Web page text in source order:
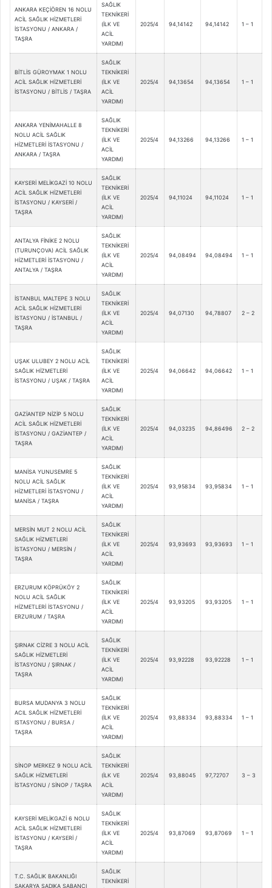
ANKARA KEÇİÖREN 16 NOLU
ACİL SAĞLIK HİZMETLERİ
İSTASYONU / ANKARA /
TAŞRA
SAĞLIK
TEKNİKERİ
(İLK VE
ACİL
YARDIM)
2025/4 94,14142 94,14142 1 – 1
BİTLİS GÜROYMAK 1 NOLU
ACİL SAĞLIK HİZMETLERİ
İSTASYONU / BİTLİS / TAŞRA
SAĞLIK
TEKNİKERİ
(İLK VE
ACİL
YARDIM)
2025/4 94,13654 94,13654 1 – 1
ANKARA YENİMAHALLE 8
NOLU ACİL SAĞLIK
HİZMETLERİ İSTASYONU /
ANKARA / TAŞRA
SAĞLIK
TEKNİKERİ
(İLK VE
ACİL
YARDIM)
2025/4 94,13266 94,13266 1 – 1
KAYSERİ MELİKGAZİ 10 NOLU
ACİL SAĞLIK HİZMETLERİ
İSTASYONU / KAYSERİ /
TAŞRA
SAĞLIK
TEKNİKERİ
(İLK VE
ACİL
YARDIM)
2025/4 94,11024 94,11024 1 – 1
ANTALYA FİNİKE 2 NOLU
(TURUNÇOVA) ACİL SAĞLIK
HİZMETLERİ İSTASYONU /
ANTALYA / TAŞRA
SAĞLIK
TEKNİKERİ
(İLK VE
ACİL
YARDIM)
2025/4 94,08494 94,08494 1 – 1
İSTANBUL MALTEPE 3 NOLU
ACİL SAĞLIK HİZMETLERİ
İSTASYONU / İSTANBUL /
TAŞRA
SAĞLIK
TEKNİKERİ
(İLK VE
ACİL
YARDIM)
2025/4 94,07130 94,78807 2 – 2
UŞAK ULUBEY 2 NOLU ACİL
SAĞLIK HİZMETLERİ
İSTASYONU / UŞAK / TAŞRA
SAĞLIK
TEKNİKERİ
(İLK VE
ACİL
YARDIM)
2025/4 94,06642 94,06642 1 – 1
GAZİANTEP NİZİP 5 NOLU
ACİL SAĞLIK HİZMETLERİ
İSTASYONU / GAZİANTEP /
TAŞRA
SAĞLIK
TEKNİKERİ
(İLK VE
ACİL
YARDIM)
2025/4 94,03235 94,86496 2 – 2
MANİSA YUNUSEMRE 5
NOLU ACİL SAĞLIK
HİZMETLERİ İSTASYONU /
MANİSA / TAŞRA
SAĞLIK
TEKNİKERİ
(İLK VE
ACİL
YARDIM)
2025/4 93,95834 93,95834 1 – 1
MERSİN MUT 2 NOLU ACİL
SAĞLIK HİZMETLERİ
İSTASYONU / MERSİN /
TAŞRA
SAĞLIK
TEKNİKERİ
(İLK VE
ACİL
YARDIM)
2025/4 93,93693 93,93693 1 – 1
ERZURUM KÖPRÜKÖY 2
NOLU ACİL SAĞLIK
HİZMETLERİ İSTASYONU /
ERZURUM / TAŞRA
SAĞLIK
TEKNİKERİ
(İLK VE
ACİL
YARDIM)
2025/4 93,93205 93,93205 1 – 1
ŞIRNAK CİZRE 3 NOLU ACİL
SAĞLIK HİZMETLERİ
İSTASYONU / ŞIRNAK /
TAŞRA
SAĞLIK
TEKNİKERİ
(İLK VE
ACİL
YARDIM)
2025/4 93,92228 93,92228 1 – 1
BURSA MUDANYA 3 NOLU
ACIL SAĞLIK HİZMETLERİ
ISTASYONU / BURSA /
TAŞRA
SAĞLIK
TEKNİKERİ
(İLK VE
ACİL
YARDIM)
2025/4 93,88334 93,88334 1 – 1
SİNOP MERKEZ 9 NOLU ACİL
SAĞLIK HİZMETLERİ
İSTASYONU / SİNOP / TAŞRA
SAĞLIK
TEKNİKERİ
(İLK VE
ACİL
YARDIM)
2025/4 93,88045 97,72707 3 – 3
KAYSERİ MELİKGAZİ 6 NOLU
ACİL SAĞLIK HİZMETLERİ
İSTASYONU / KAYSERİ /
TAŞRA
SAĞLIK
TEKNİKERİ
(İLK VE
ACİL
YARDIM)
2025/4 93,87069 93,87069 1 – 1
T.C. SAĞLIK BAKANLIĞI
SAKARYA SADIKA SABANCI
SAĞLIK
TEKNİKERİ